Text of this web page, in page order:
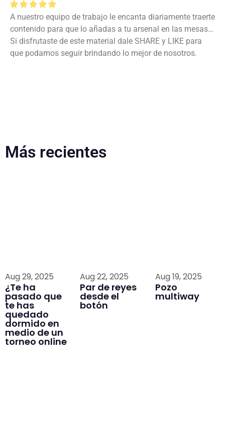
A nuestro equipo de trabajo le encanta diariamente traerte
contenido para que lo añadas a tu arsenal en las mesas…
Si disfrutaste de este material dale SHARE y LIKE para
que podamos seguir brindando lo mejor de nosotros.
Más recientes
Aug 29, 2025
¿Te ha
pasado que
te has
quedado
dormido en
medio de un
torneo online
Aug 22, 2025
Par de reyes
desde el
botón
Aug 19, 2025
Pozo
multiway